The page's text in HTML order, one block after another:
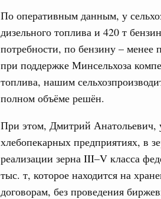
По оперативным данным, у
дизельного топлива и 420 т
потребности, по бензину –
при поддержке Минсельхоза
топлива, нашим
полном объёме решён.
При этом, Дмитрий Анатольевич,
хлебопекарных предприятиях, в
реализации зерна III–V класса
тыс. т, которое находится на
договорам, без проведения